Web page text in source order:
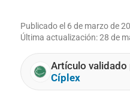
Publicado el 6 de marzo de
Última actualización:28 de
Artículo validado
Cíplex